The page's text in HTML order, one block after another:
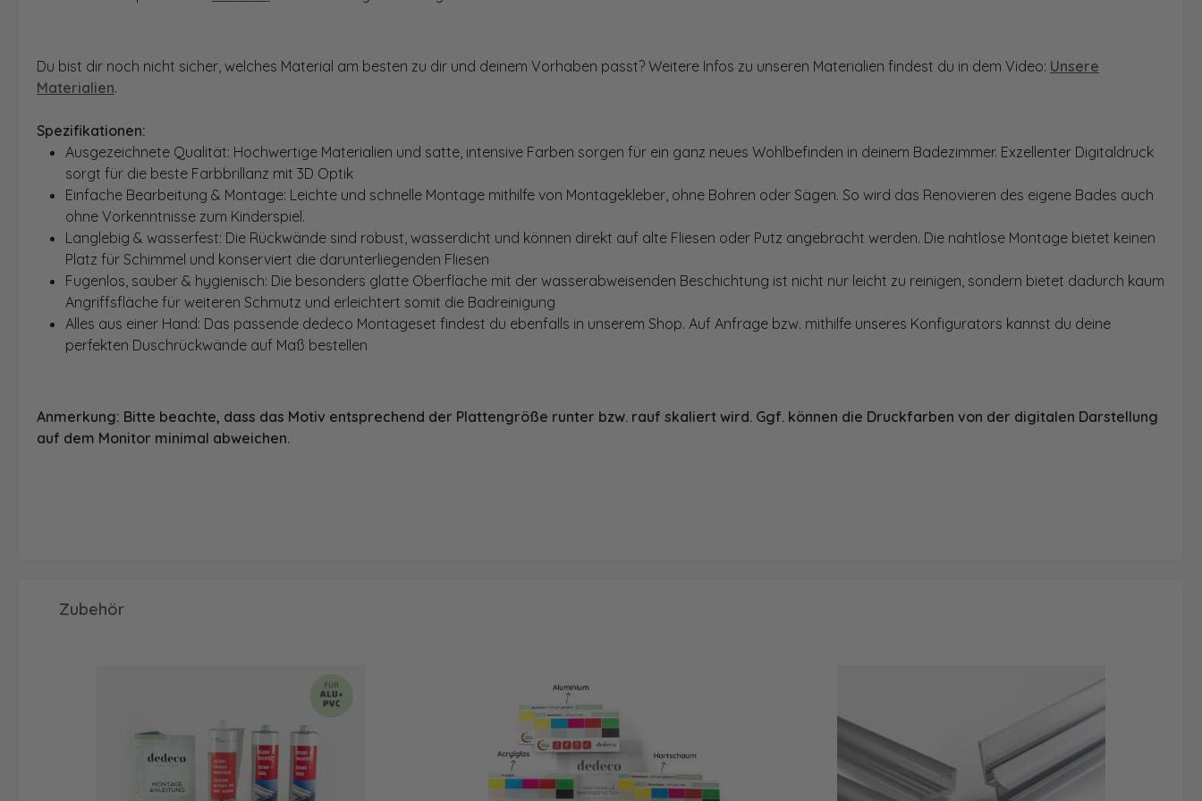
Du bist dir noch nicht sicher, welches Material am besten zu dir und deinem Vorhaben passt? Weitere Infos zu unseren Materialien findest du in dem Video: Unsere
Materialien.
Spezifikationen:
Ausgezeichnete Qualität: Hochwertige Materialien und satte, intensive Farben sorgen für ein ganz neues Wohlbefinden in deinem Badezimmer. Exzellenter Digitaldruck
sorgt für die beste Farbbrillanz mit 3D Optik
Einfache Bearbeitung & Montage: Leichte und schnelle Montage mithilfe von Montagekleber, ohne Bohren oder Sägen. So wird das Renovieren des eigene Bades auch
ohne Vorkenntnisse zum Kinderspiel.
Langlebig & wasserfest: Die Rückwände sind robust, wasserdicht und können direkt auf alte Fliesen oder Putz angebracht werden. Die nahtlose Montage bietet keinen
Platz für Schimmel und konserviert die darunterliegenden Fliesen
Fugenlos, sauber & hygienisch: Die besonders glatte Oberfläche mit der wasserabweisenden Beschichtung ist nicht nur leicht zu reinigen, sondern bietet dadurch kaum
Angriffsfläche für weiteren Schmutz und erleichtert somit die Badreinigung
Alles aus einer Hand: Das passende dedeco Montageset findest du ebenfalls in unserem Shop. Auf Anfrage bzw. mithilfe unseres Konfigurators kannst du deine
perfekten Duschrückwände auf Maß bestellen
Anmerkung: Bitte beachte, dass das Motiv entsprechend der Plattengröße runter bzw. rauf skaliert wird. Ggf. können die Druckfarben von der digitalen Darstellung
auf dem Monitor minimal abweichen.
Produktgalerie überspringen
Zubehör